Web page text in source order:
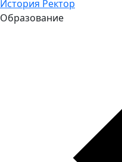
История Ректор
Образование